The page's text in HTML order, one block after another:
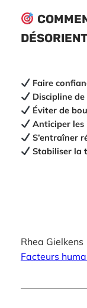
Faire
Discipline de
Éviter de
Anticiper les
S’entraîner
Stabiliser la
Rhea Gielkens
Facteurs